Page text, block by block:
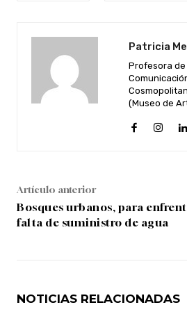
Patricia
Profesora de
(Museo de
Artículo anterior
Bosques urbanos, para
falta de suministro de agua
NOTICIAS RELACIONADAS